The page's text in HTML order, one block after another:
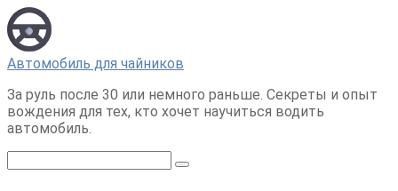
Перейти
к
контенту
Автомобиль для чайников
За руль после 30 или немного раньше. Секреты и опыт
вождения для тех, кто хочет научиться водить
автомобиль.